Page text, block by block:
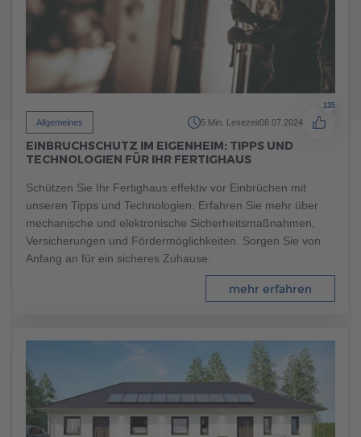
Allgemeines 8 Min. Lesezeit
KÜCHENTRENDS: WELCHE KÜCHE PASST ZU MIR?
Mit diesen aktuellen Trends und hilfreichen Tipps treffen Sie
garantiert die richtigen Entscheidungen für Ihr
Fertighausprojekt!
mehr erfahren
Allgemeines 5 Min. Lesezeit08.07.2024
135
EINBRUCHSCHUTZ IM EIGENHEIM: TIPPS UND
TECHNOLOGIEN FÜR IHR FERTIGHAUS
Schützen Sie Ihr Fertighaus effektiv vor Einbrüchen mit
unseren Tipps und Technologien. Erfahren Sie mehr über
mechanische und elektronische Sicherheitsmaßnahmen,
Versicherungen und Fördermöglichkeiten. Sorgen Sie von
Anfang an für ein sicheres Zuhause.
mehr erfahren